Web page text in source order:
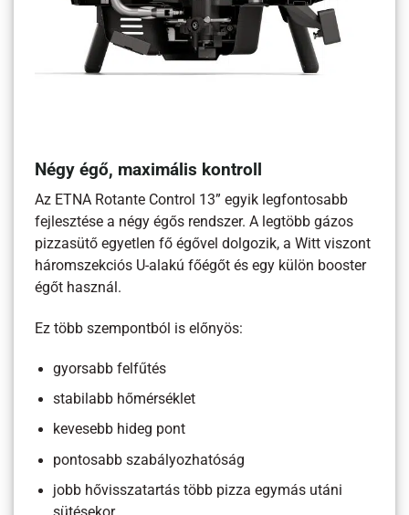
Négy égő, maximális kontroll
Az ETNA Rotante Control 13” egyik legfontosabb
fejlesztése a négy égős rendszer. A legtöbb gázos
pizzasütő egyetlen fő égővel dolgozik, a Witt viszont
háromszekciós U-alakú főégőt és egy külön booster
égőt használ.
Ez több szempontból is előnyös:
gyorsabb felfűtés
stabilabb hőmérséklet
kevesebb hideg pont
pontosabb szabályozhatóság
jobb hővisszatartás több pizza egymás utáni